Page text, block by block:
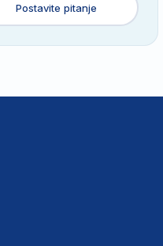
Postavite pitanje